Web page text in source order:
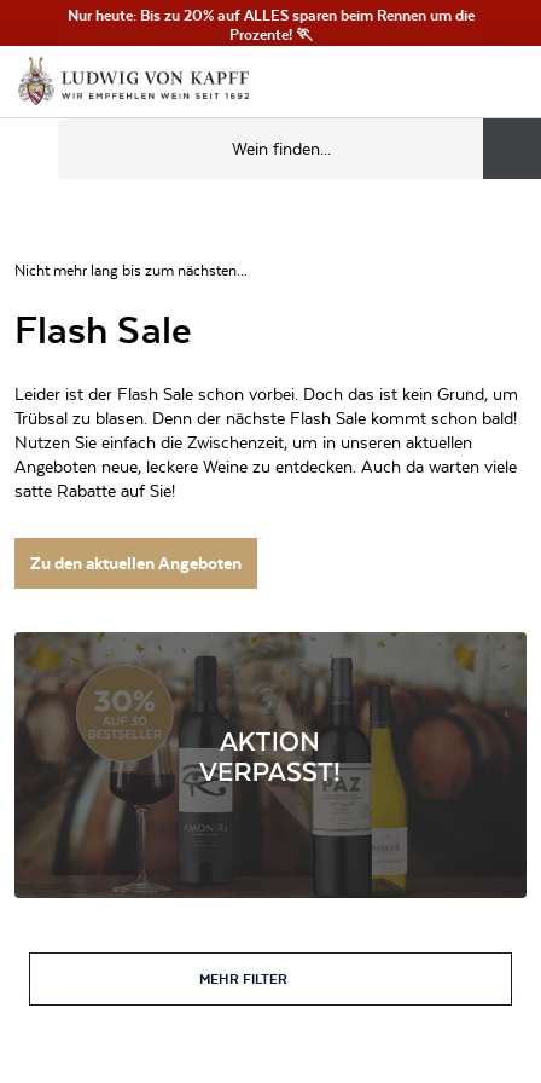
Nur heute: Bis zu 20% auf ALLES sparen beim Rennen um die
Prozente! 🏃
Nicht mehr lang bis zum nächsten...
Flash Sale
Leider ist der Flash Sale schon vorbei. Doch das ist kein Grund, um
Trübsal zu blasen. Denn der nächste Flash Sale kommt schon bald!
Nutzen Sie einfach die Zwischenzeit, um in unseren aktuellen
Angeboten neue, leckere Weine zu entdecken. Auch da warten viele
satte Rabatte auf Sie!
Zu den aktuellen Angeboten
MEHR FILTER